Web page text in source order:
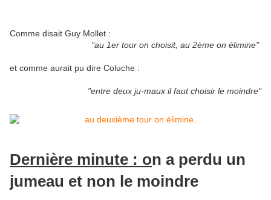
Comme disait Guy Mollet :
"au 1er tour on choisit, au 2ème on élimine"
et comme aurait pu dire Coluche :
"entre deux ju-maux il faut choisir le moindre"
Dernière minute : on a perdu un
jumeau et non le moindre